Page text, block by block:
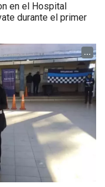
en el Hospital
durante el primer
...